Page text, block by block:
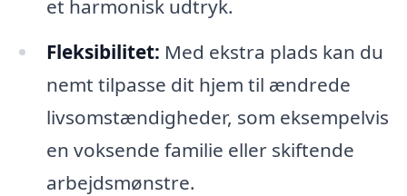
et harmonisk udtryk.
Fleksibilitet: Med ekstra plads kan du
nemt tilpasse dit hjem til ændrede
livsomstændigheder, som eksempelvis
en voksende familie eller skiftende
arbejdsmønstre.